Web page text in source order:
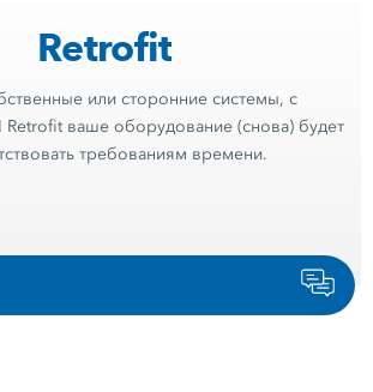
Retrofit
или сторонние системы, с
Retrofit ваше оборудование (снова) будет
требованиям времени.